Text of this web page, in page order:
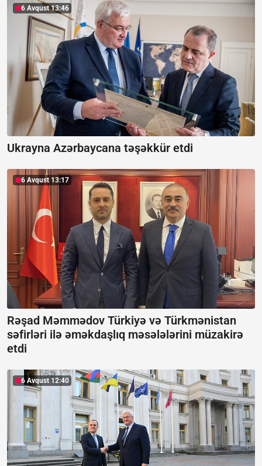
6 Avqust 13:46
Ukrayna Azərbaycana təşəkkür etdi
6 Avqust 13:17
Rəşad Məmmədov Türkiyə və Türkmənistan
səfirləri ilə əməkdaşlıq məsələlərini müzakirə
etdi
6 Avqust 12:40